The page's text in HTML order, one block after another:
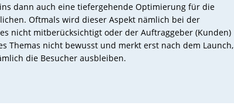
dann auch eine tiefergehende Optimierung für die
Oftmals wird dieser Aspekt nämlich bei der
nicht mitberücksichtigt oder der Auftraggeber (Kunden)
Themas nicht bewusst und merkt erst nach dem Launch,
die Besucher ausbleiben.